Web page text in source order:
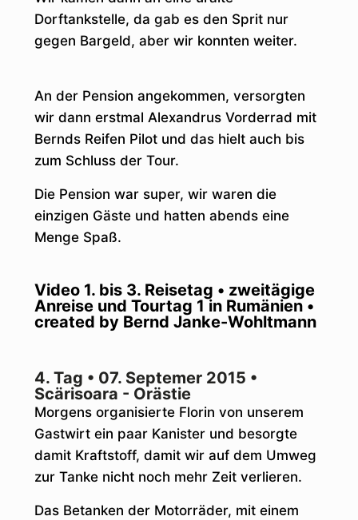
Dorftankstelle, da gab es den Sprit nur
gegen Bargeld, aber wir konnten weiter.
An der Pension angekommen, versorgten
wir dann erstmal Alexandrus Vorderrad mit
Bernds Reifen Pilot und das hielt auch bis
zum Schluss der Tour.
Die Pension war super, wir waren die
einzigen Gäste und hatten abends eine
Menge Spaß.
Video 1. bis 3. Reisetag • zweitägige
Anreise und Tourtag 1 in Rumänien •
created by Bernd Janke-Wohltmann
4. Tag • 07. Septemer 2015 •
Scärisoara - Orästie
Morgens organisierte Florin von unserem
Gastwirt ein paar Kanister und besorgte
damit Kraftstoff, damit wir auf dem Umweg
zur Tanke nicht noch mehr Zeit verlieren.
Das Betanken der Motorräder, mit einem